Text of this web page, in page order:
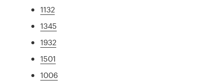
1132
1345
1932
1501
1006